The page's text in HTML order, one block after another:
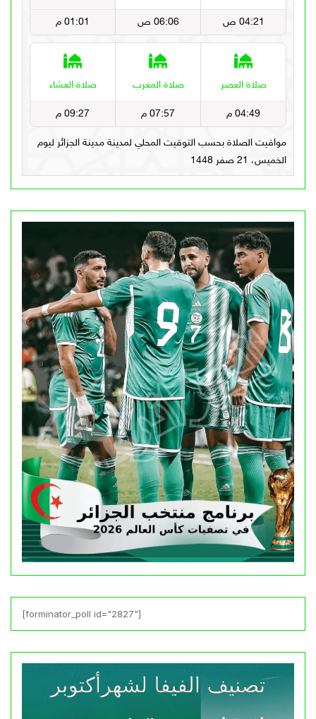
[forminator_poll id="2827"]